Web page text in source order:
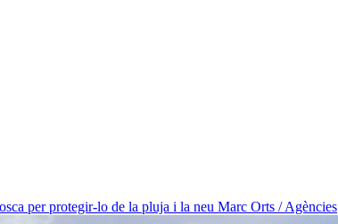
per protegir-lo de la pluja i la neu Marc Orts / Agències